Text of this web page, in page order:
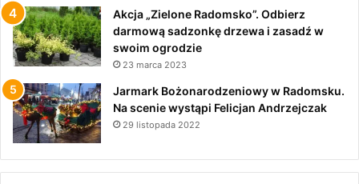
Akcja „Zielone Radomsko”. Odbierz
darmową sadzonkę drzewa i zasadź w
swoim ogrodzie
23 marca 2023
Jarmark Bożonarodzeniowy w Radomsku.
Na scenie wystąpi Felicjan Andrzejczak
29 listopada 2022